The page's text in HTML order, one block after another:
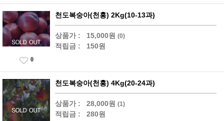
천도복숭아(천홍) 2Kg(10-13과)
상품가 : 15,000원 (0)
적립금 : 150원
0
천도복숭아(천홍) 4Kg(20-24과)
상품가 : 28,000원 (1)
적립금 : 280원